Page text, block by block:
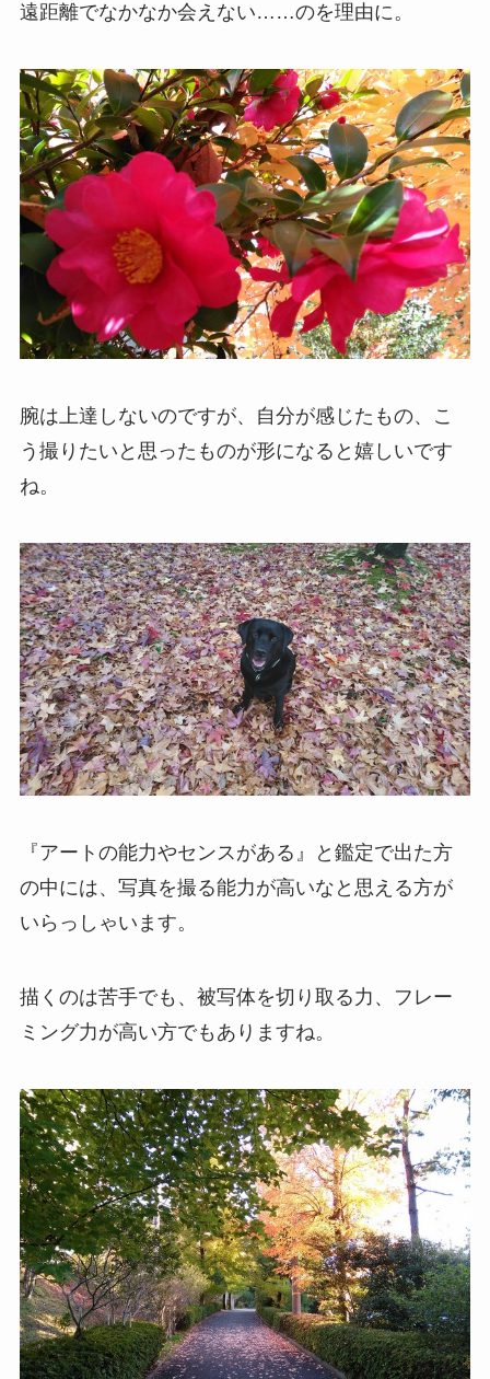
遠距離でなかなか会えない……のを理由に。
腕は上達しないのですが、自分が感じたもの、こ
う撮りたいと思ったものが形になると嬉しいです
ね。
『アートの能力やセンスがある』と鑑定で出た方
の中には、写真を撮る能力が高いなと思える方が
いらっしゃいます。
描くのは苦手でも、被写体を切り取る力、フレー
ミング力が高い方でもありますね。